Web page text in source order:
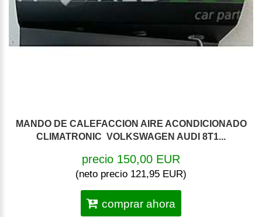
MANDO DE CALEFACCION AIRE ACONDICIONADO
CLIMATRONIC VOLKSWAGEN AUDI 8T1...
precio 150,00 EUR
(neto precio 121,95 EUR)
comprar ahora